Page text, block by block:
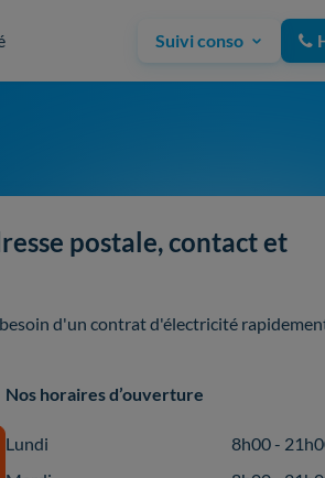
Suivi conso
postale, contact et
d'un contrat d'électricité
Nos horaires d’ouverture
Lundi
8h00 -